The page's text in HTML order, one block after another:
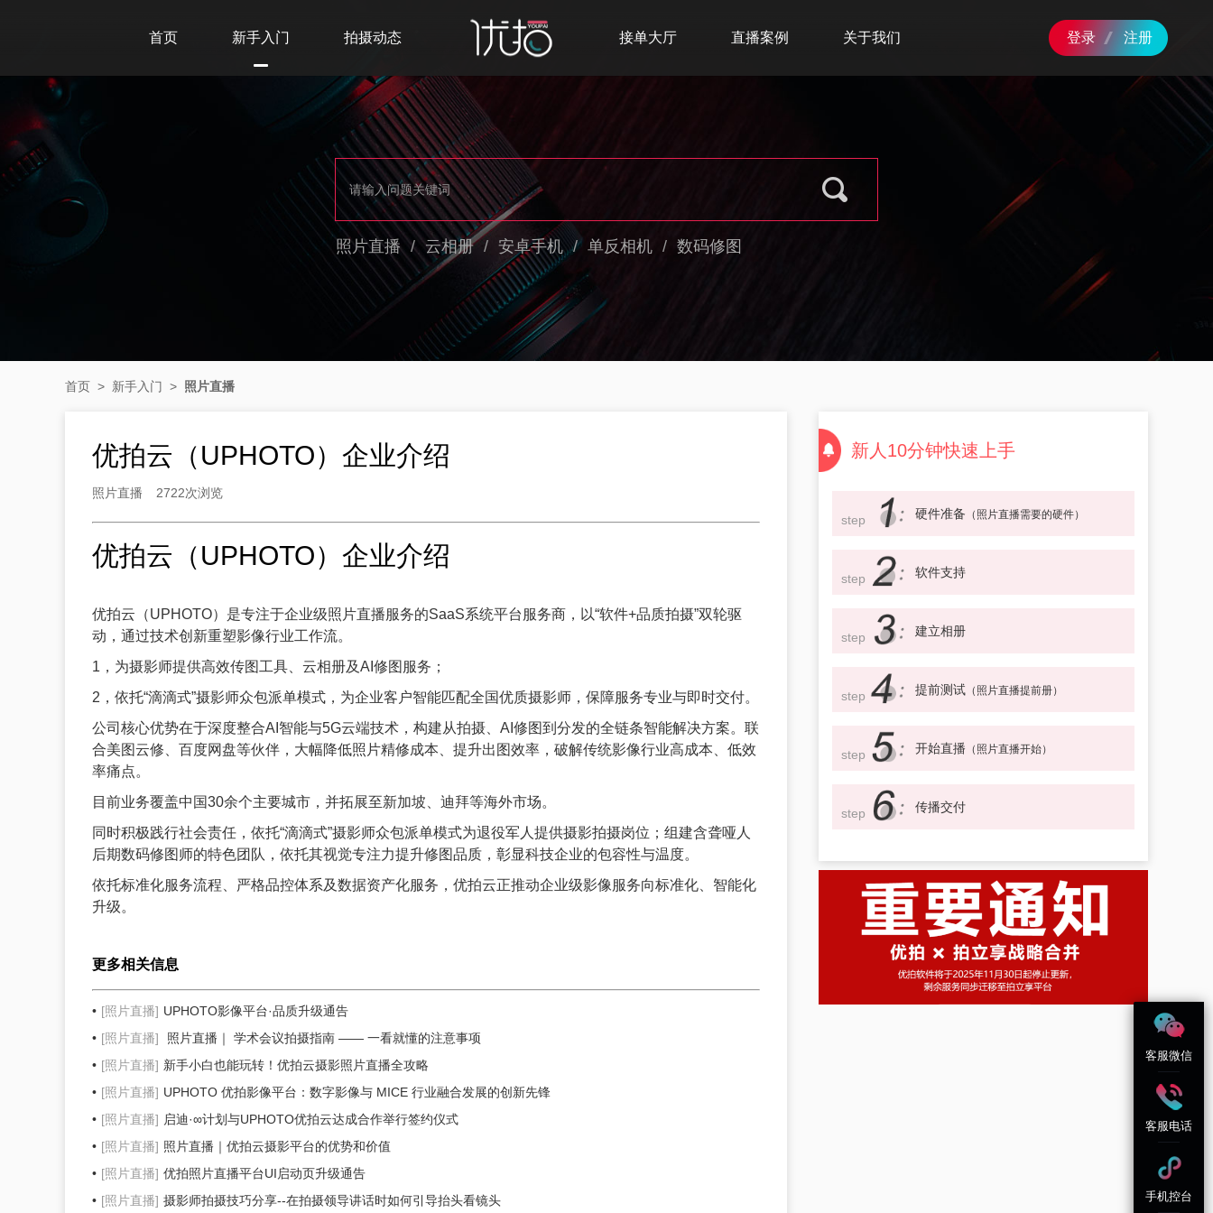
首页 新手入门 拍摄动态 接单大厅 直播案例 关于我们 登录 注册
照片直播 / 云相册 / 安卓手机 / 单反相机 / 数码修图
首页 > 新手入门 > 照片直播
优拍云（UPHOTO）企业介绍
照片直播 2722次浏览
优拍云（UPHOTO）企业介绍
优拍云（UPHOTO）是专注于企业级照片直播服务的SaaS系统平台服务商，以“软件+品质拍摄”双轮驱
动，通过技术创新重塑影像行业工作流。
1，为摄影师提供高效传图工具、云相册及AI修图服务；
2，依托“滴滴式”摄影师众包派单模式，为企业客户智能匹配全国优质摄影师，保障服务专业与即时交付。
公司核心优势在于深度整合AI智能与5G云端技术，构建从拍摄、AI修图到分发的全链条智能解决方案。联
合美图云修、百度网盘等伙伴，大幅降低照片精修成本、提升出图效率，破解传统影像行业高成本、低效
率痛点。
目前业务覆盖中国30余个主要城市，并拓展至新加坡、迪拜等海外市场。
同时积极践行社会责任，依托“滴滴式”摄影师众包派单模式为退役军人提供摄影拍摄岗位；组建含聋哑人
后期数码修图师的特色团队，依托其视觉专注力提升修图品质，彰显科技企业的包容性与温度。
依托标准化服务流程、严格品控体系及数据资产化服务，优拍云正推动企业级影像服务向标准化、智能化
升级。
更多相关信息
[照片直播] UPHOTO影像平台·品质升级通告
[照片直播]
照片直播｜ 学术会议拍摄指南 —— 一看就懂的注意事项
[照片直播] 新手小白也能玩转！优拍云摄影照片直播全攻略
[照片直播] UPHOTO 优拍影像平台：数字影像与 MICE 行业融合发展的创新先锋
[照片直播] 启迪·∞计划与UPHOTO优拍云达成合作举行签约仪式
[照片直播] 照片直播｜优拍云摄影平台的优势和价值
[照片直播] 优拍照片直播平台UI启动页升级通告
[照片直播] 摄影师拍摄技巧分享--在拍摄领导讲话时如何引导抬头看镜头
新人10分钟快速上手
step 硬件准备 （照片直播需要的硬件）
step 软件支持
step 建立相册
step 提前测试 （照片直播提前册）
step 开始直播 （照片直播开始）
step 传播交付
客服微信
客服电话
手机控台